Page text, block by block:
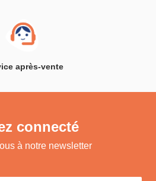
après-vente
connecté
à notre newsletter